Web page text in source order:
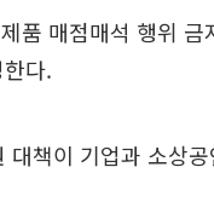
품 매점매석 행위
다.
책이 기업과 소상